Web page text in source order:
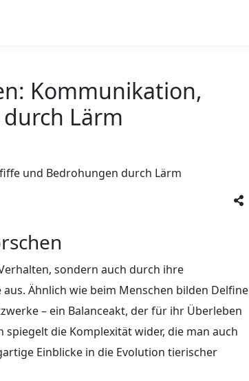
Kommunikation,
Lärm
sondern auch durch ihre
Ähnlich wie beim Menschen bilden Delfine
– ein Balanceakt, der für ihr Überleben
die Komplexität wider, die man auch
Einblicke in die Evolution tierischer